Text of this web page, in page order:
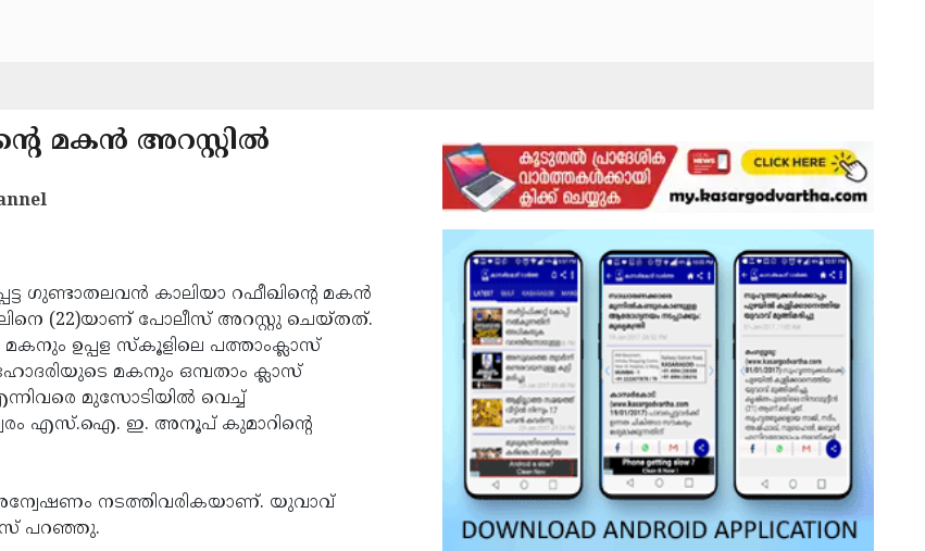
മകന്‍ അറസ്റ്റില്‍
ഗുണ്ടാതലവന്‍ കാലിയാ റഫീഖിന്റെ മകന്‍
(22)യാണ് പോലീസ് അറസ്റ്റു ചെയ്തത്.
ഉപ്പള സ്‌കൂളിലെ പത്താംക്ലാസ്
മകനും ഒമ്പതാം ക്ലാസ്
മുസോടിയില്‍ വെച്ച്
എസ്.ഐ. ഇ. അനൂപ് കുമാറിന്റെ
നടത്തിവരികയാണ്. യുവാവ്
പറഞ്ഞു.